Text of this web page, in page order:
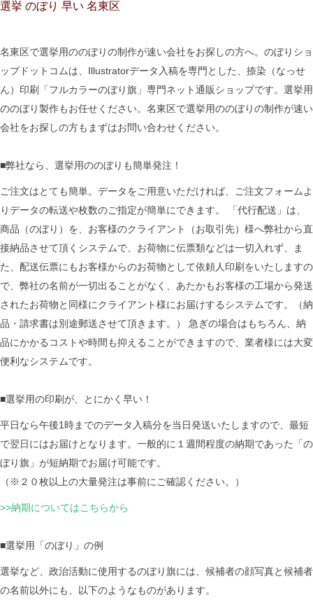
選挙 のぼり 早い 名東区
名東区で選挙用ののぼりの制作が速い会社をお探しの方へ。のぼりショ
ップドットコムは、Illustratorデータ入稿を専門とした、捺染（なっせ
ん）印刷「フルカラーのぼり旗」専門ネット通販ショップです。選挙用
ののぼり製作もお任せください。名東区で選挙用ののぼりの制作が速い
会社をお探しの方もまずはお問い合わせください。
■弊社なら、選挙用ののぼりも簡単発注！
ご注文はとても簡単。データをご用意いただければ、ご注文フォームよ
りデータの転送や枚数のご指定が簡単にできます。 「代行配送」は、
商品（のぼり）を、お客様のクライアント（お取引先）様へ弊社から直
接納品させて頂くシステムで、お荷物に伝票類などは一切入れず、ま
た、配送伝票にもお客様からのお荷物として依頼人印刷をいたしますの
で、弊社の名前が一切出ることがなく、あたかもお客様の工場から発送
されたお荷物と同様にクライアント様にお届けするシステムです。（納
品・請求書は別途郵送させて頂きます。） 急ぎの場合はもちろん、納
品にかかるコストや時間も抑えることができますので、業者様には大変
便利なシステムです。
■選挙用の印刷が、とにかく早い！
平日なら午後1時までのデータ入稿分を当日発送いたしますので、最短
で翌日にはお届けとなります。一般的に１週間程度の納期であった「の
ぼり旗」が短納期でお届け可能です。
（※２０枚以上の大量発注は事前にご確認ください。）
>>納期についてはこちらから
■選挙用「のぼり」の例
選挙など、政治活動に使用するのぼり旗には、候補者の顔写真と候補者
の名前以外にも、以下のようなものがあります。